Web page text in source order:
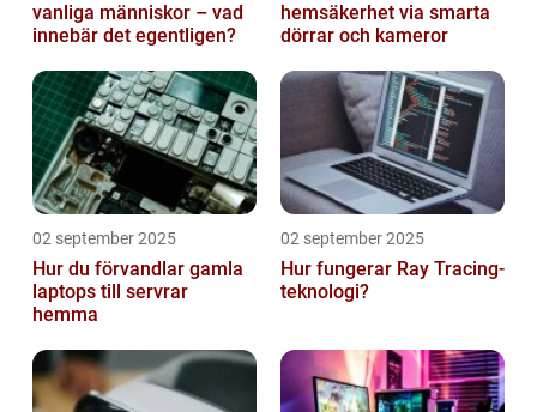
vanliga människor – vad
innebär det egentligen?
hemsäkerhet via smarta
dörrar och kameror
02 september 2025
Hur du förvandlar gamla
laptops till servrar
hemma
02 september 2025
Hur fungerar Ray Tracing-
teknologi?